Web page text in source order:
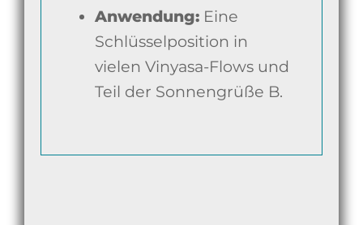
Anwendung:Eine
Schlüsselposition in
vielen Vinyasa-Flows und
Teil der Sonnengrüße B.